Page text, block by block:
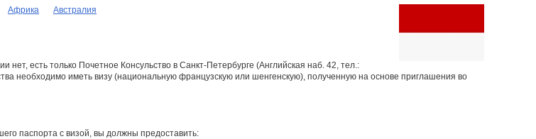
Африка Австралия
нет, есть только Почетное Консульство в Санкт-Петербурге (Английская наб. 42, тел.:
необходимо иметь визу (национальную французскую или шенгенскую), полученную на основе приглашения во
паспорта с визой, вы должны предоставить: